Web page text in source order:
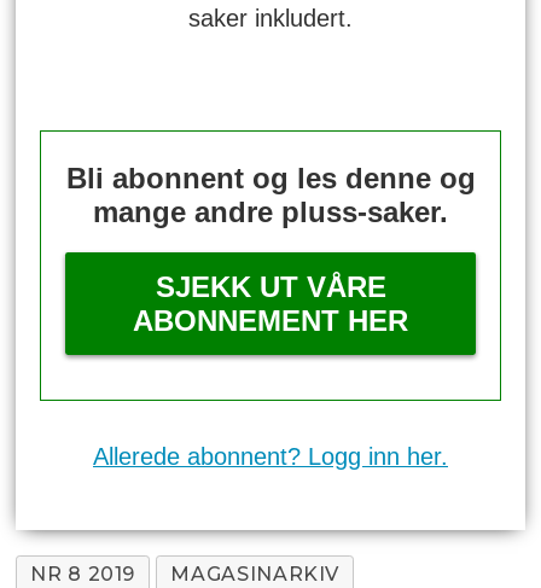
saker inkludert.
Bli abonnent og les denne og
mange andre pluss-saker.
SJEKK UT VÅRE
ABONNEMENT HER
Allerede abonnent? Logg inn her.
NR 8 2019 MAGASINARKIV